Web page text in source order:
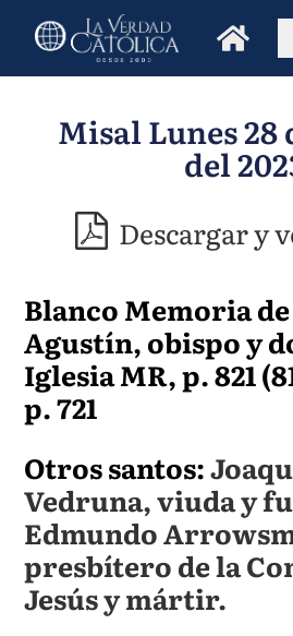
Misal Lunes 28
del
Descargar y
Blanco Memoria
Agustín, obispo y
Iglesia MR, p. 821
p. 721
Otros santos:
Vedruna, viuda y
Edmundo
presbítero de la
Jesús y mártir.